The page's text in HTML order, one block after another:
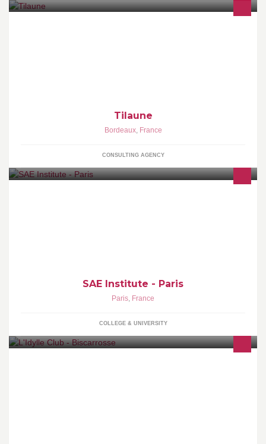
Tilaune
Bordeaux, France
CONSULTING AGENCY
SAE Institute - Paris
Paris, France
COLLEGE & UNIVERSITY